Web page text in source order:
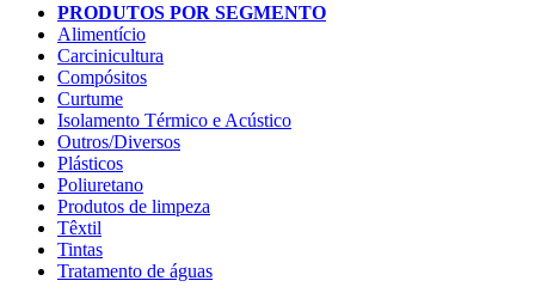
PRODUTOS POR SEGMENTO
Alimentício
Carcinicultura
Compósitos
Curtume
Isolamento Térmico e Acústico
Outros/Diversos
Plásticos
Poliuretano
Produtos de limpeza
Têxtil
Tintas
Tratamento de águas